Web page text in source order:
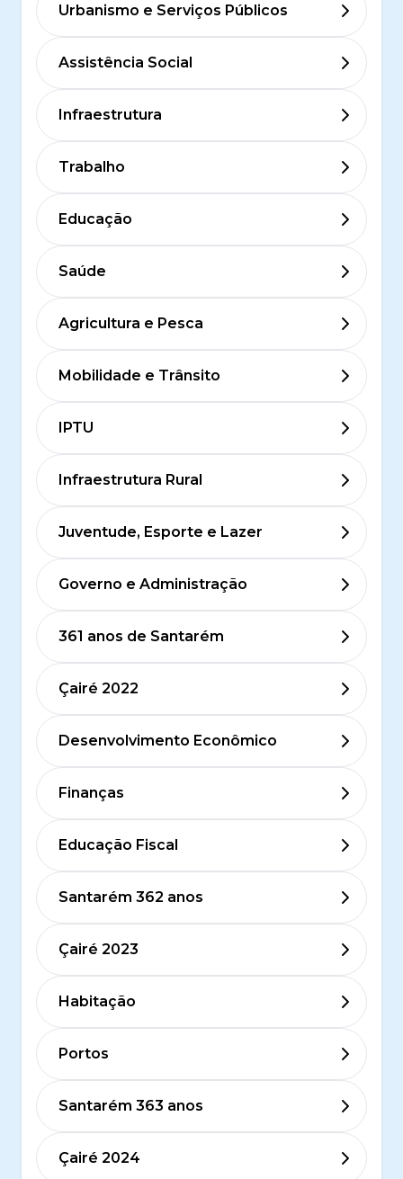
Urbanismo e Serviços Públicos
Assistência Social
Infraestrutura
Trabalho
Educação
Saúde
Agricultura e Pesca
Mobilidade e Trânsito
IPTU
Infraestrutura Rural
Juventude, Esporte e Lazer
Governo e Administração
361 anos de Santarém
Çairé 2022
Desenvolvimento Econômico
Finanças
Educação Fiscal
Santarém 362 anos
Çairé 2023
Habitação
Portos
Santarém 363 anos
Çairé 2024